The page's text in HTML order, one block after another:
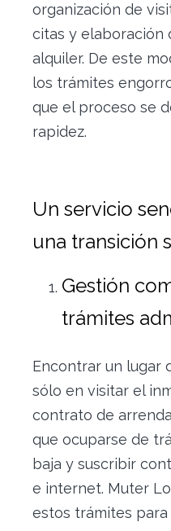
organización de
citas y elaboración
alquiler. De este
los trámites
que el proceso se
rapidez.
Un servicio
una transición
Gestión
trámites
Encontrar un lugar
sólo en visitar el
contrato de
que ocuparse de
baja y suscribir
e internet. Muter
estos trámites